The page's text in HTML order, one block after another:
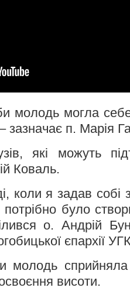
молодь могла себе
зазначає п. Марія
які можуть
Коваль.
коли я задав собі
було
о. Андрій
єпархії
молодь
висоти.